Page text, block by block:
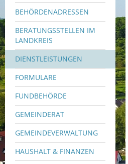
BEHÖRDENADRESSEN
BERATUNGSSTELLEN IM
LANDKREIS
DIENSTLEISTUNGEN
FORMULARE
FUNDBEHÖRDE
GEMEINDERAT
GEMEINDEVERWALTUNG
HAUSHALT & FINANZEN